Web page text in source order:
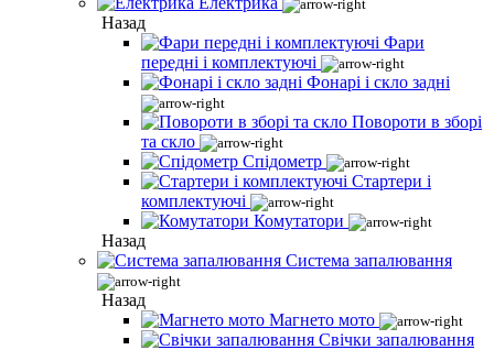
Назад
Фари
передні і комплектуючі
Фонарі і скло задні
Повороти в зборі
та скло
Спідометр
Стартери і
комплектуючі
Комутатори
Назад
Система запалювання
Назад
Магнето мото
Свічки запалювання